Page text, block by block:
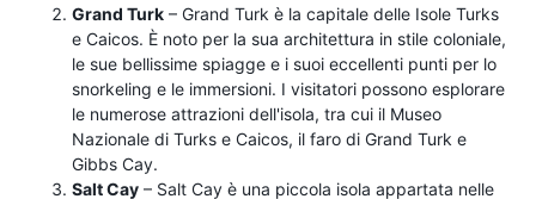
Grand Turk – Grand Turk è la capitale delle Isole Turks
e Caicos. È noto per la sua architettura in stile coloniale,
le sue bellissime spiagge e i suoi eccellenti punti per lo
snorkeling e le immersioni. I visitatori possono esplorare
le numerose attrazioni dell'isola, tra cui il Museo
Nazionale di Turks e Caicos, il faro di Grand Turk e
Gibbs Cay.
Salt Cay – Salt Cay è una piccola isola appartata nelle